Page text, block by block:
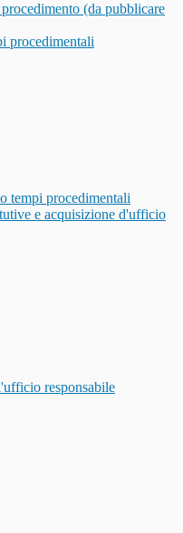
(da pubblicare
procedimentali
tempi procedimentali
e acquisizione d'ufficio
responsabile